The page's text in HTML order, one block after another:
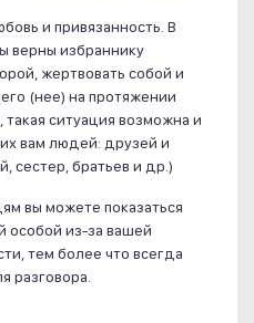
и привязанность. В
верны избраннику
жертвовать собой и
(нее) на протяжении
ситуация возможна и
вам людей: друзей и
сестер, братьев и др.)
вы можете показаться
особой из-за вашей
тем более что всегда
разговора.